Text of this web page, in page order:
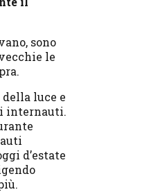
sono
le
luce e
internauti.
d’estate